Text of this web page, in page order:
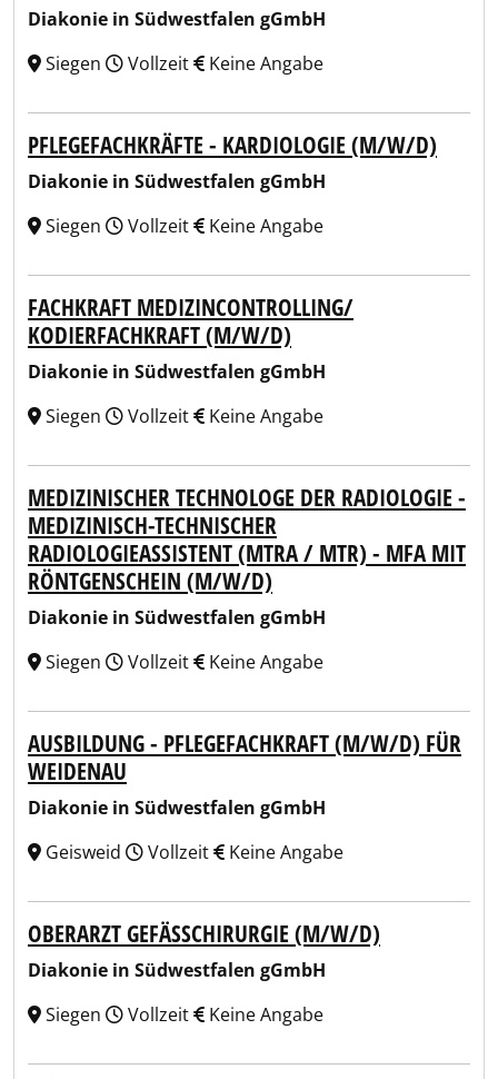
Diakonie in Südwestfalen gGmbH
Siegen
Vollzeit Keine Angabe
PFLEGEFACHKRÄFTE - KARDIOLOGIE (M/W/D)
Diakonie in Südwestfalen gGmbH
Siegen
Vollzeit Keine Angabe
FACHKRAFT MEDIZINCONTROLLING/
KODIERFACHKRAFT (M/W/D)
Diakonie in Südwestfalen gGmbH
Siegen
Vollzeit Keine Angabe
MEDIZINISCHER TECHNOLOGE DER RADIOLOGIE -
MEDIZINISCH-TECHNISCHER
RADIOLOGIEASSISTENT (MTRA / MTR) - MFA MIT
RÖNTGENSCHEIN (M/W/D)
Diakonie in Südwestfalen gGmbH
Siegen
Vollzeit Keine Angabe
AUSBILDUNG - PFLEGEFACHKRAFT (M/W/D) FÜR
WEIDENAU
Diakonie in Südwestfalen gGmbH
Geisweid
Vollzeit Keine Angabe
OBERARZT GEFÄSSCHIRURGIE (M/W/D)
Diakonie in Südwestfalen gGmbH
Siegen
Vollzeit Keine Angabe